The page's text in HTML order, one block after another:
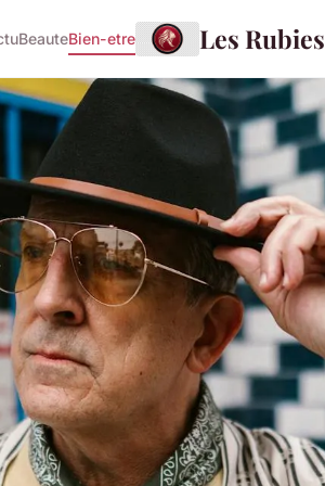
BeauteBien-etre Les Rubies